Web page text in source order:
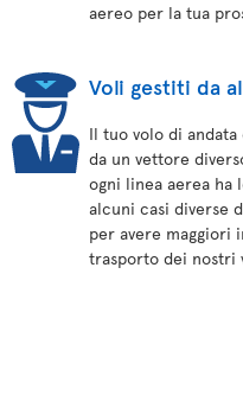
aereo per la tua
Voli gestiti da
Il tuo volo di
da un vettore
ogni linea aerea ha
alcuni casi diverse
per avere maggiori
trasporto dei nostri